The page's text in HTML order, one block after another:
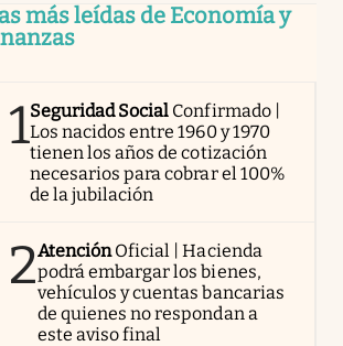
más leídas de Economía y
1Seguridad Social Confirmado |
Los nacidos entre 1960 y 1970
tienen los años de cotización
necesarios para cobrar el 100%
de la jubilación
2AtenciónOficial | Hacienda
podrá embargar los bienes,
vehículos y cuentas bancarias
de quienes no respondan a
este aviso final